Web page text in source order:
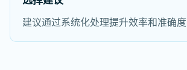
建议通过系统化处理提升效率和准确度